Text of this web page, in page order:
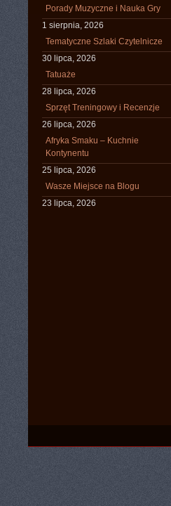
Porady Muzyczne i Nauka Gry
1 sierpnia, 2026
Tematyczne Szlaki Czytelnicze
30 lipca, 2026
Tatuaże
28 lipca, 2026
Sprzęt Treningowy i Recenzje
26 lipca, 2026
Afryka Smaku – Kuchnie
Kontynentu
25 lipca, 2026
Wasze Miejsce na Blogu
23 lipca, 2026